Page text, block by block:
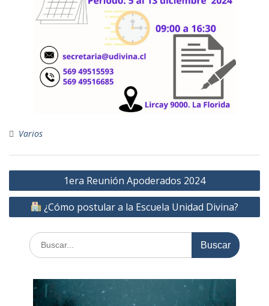
Varios
Navegación
de
entradas
1era Reunión Apoderados 2024
¿Cómo postular a la Escuela Unidad Divina?
Buscar: